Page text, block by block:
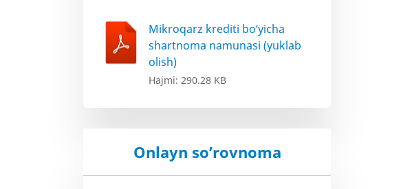
Mikroqarz krediti bo‘yicha
shartnoma namunasi (yuklab
olish)
Hajmi: 290.28 KB
Onlayn so’rovnoma